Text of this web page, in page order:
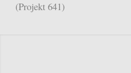
(Projekt 641)